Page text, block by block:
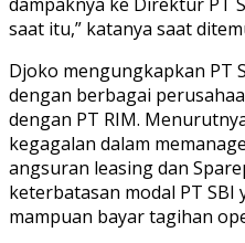
saat itu,” katanya saat
Djoko mengungkapkan PT
dengan berbagai
dengan PT RIM.
kegagalan dalam
angsuran leasing dan
keterbatasan modal PT
mampuan bayar tagihan